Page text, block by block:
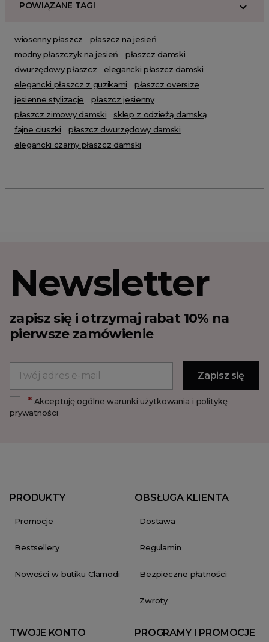
POWIĄZANE TAGI
wiosenny płaszcz
płaszcz na jesień
modny płaszczyk na jesień
płaszcz damski
dwurzędowy płaszcz
elegancki płaszcz damski
elegancki płaszcz z guzikami
płaszcz oversize
jesienne stylizacje
płaszcz jesienny
płaszcz zimowy damski
sklep z odzieżą damską
fajne ciuszki
płaszcz dwurzędowy damski
elegancki czarny płaszcz damski
Newsletter
zapisz się i otrzymaj rabat 10% na
pierwsze zamówienie
*Akceptuję ogólne warunki użytkowania i politykę
prywatności
PRODUKTY
Promocje
Bestsellery
Nowości w butiku Clamodi
OBSŁUGA KLIENTA
Dostawa
Regulamin
Bezpieczne płatności
Zwroty
TWOJE KONTO PROGRAMY I PROMOCJE